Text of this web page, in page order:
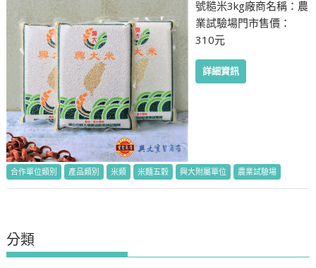
號糙米3kg廠商名稱：農
業試驗場門市售價：
310元
詳細資訊
合作單位類別 產品類別 米類 米麵五穀 興大附屬單位 農業試驗場
分類